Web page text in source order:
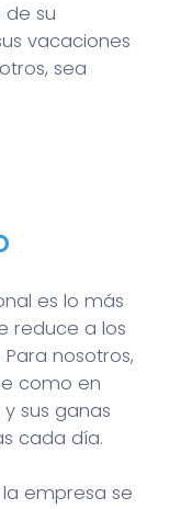
su
vacaciones
sea
es lo más
reduce a los
nosotros,
como en
sus ganas
cada día.
empresa se